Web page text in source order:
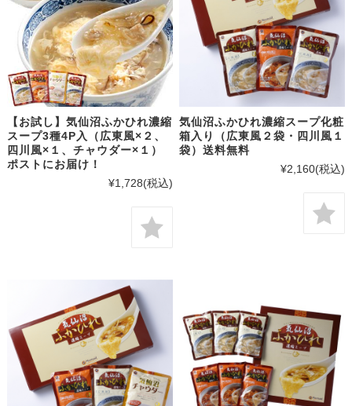
【お試し】気仙沼ふかひれ濃縮
スープ3種4P入（広東風×２、
四川風×１、チャウダー×１）
ポストにお届け！
¥1,728(税込)
気仙沼ふかひれ濃縮スープ化粧
箱入り（広東風２袋・四川風１
袋）送料無料
¥2,160(税込)